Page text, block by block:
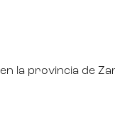
la provincia de